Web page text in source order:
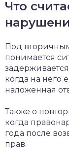
Что
Под
понимается
когда на него
наложенная
Также о
когда
года после
прав.